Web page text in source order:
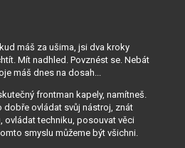
máš za ušima, jsi dva kroky
Mít nadhled. Povznést se. Nebát
máš dnes na dosah...
frontman kapely, namítneš.
ovládat svůj nástroj, znát
ovládat techniku, posouvat věci
smyslu můžeme být všichni.